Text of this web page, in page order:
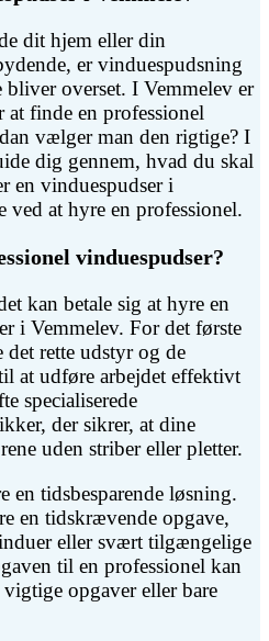
dit hjem eller din
er vinduespudsning
overset. I Vemmelev er
finde en professionel
vælger man den rigtige? I
dig gennem, hvad du skal
en vinduespudser i
ved at hyre en professionel.
vinduespudser?
kan betale sig at hyre en
i Vemmelev. For det første
det rette udstyr og de
at udføre arbejdet effektivt
specialiserede
der sikrer, at dine
uden striber eller pletter.
en tidsbesparende løsning.
en tidskrævende opgave,
eller svært tilgængelige
til en professionel kan
opgaver eller bare